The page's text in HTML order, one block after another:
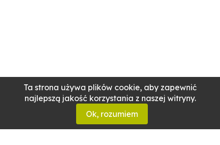
Ta strona używa plików cookie, aby zapewnić
najlepszą jakość korzystania z naszej witryny.
Ok, rozumiem